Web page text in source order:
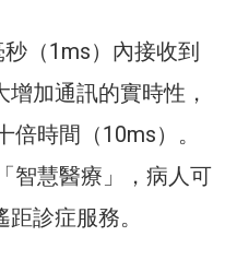
（1ms）內接收到
加通訊的實時性，
倍時間（10ms）。
智慧醫療」，病人可
診症服務。